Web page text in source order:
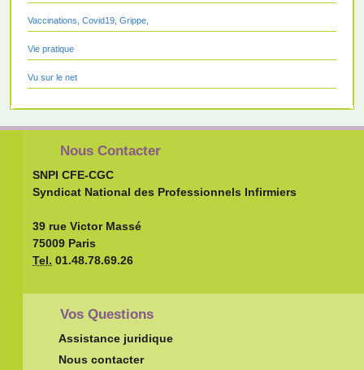
Vaccinations, Covid19, Grippe,
Vie pratique
Vu sur le net
Nous Contacter
SNPI CFE-CGC
Syndicat National des Professionnels Infirmiers
39 rue Victor Massé
75009 Paris
Tel. 01.48.78.69.26
Vos Questions
Assistance juridique
Nous contacter